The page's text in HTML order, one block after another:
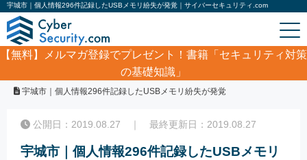
宇城市｜個人情報296件記録したUSBメモリ紛失が発覚｜サイバーセキュリティ.com
【無料】
メルマガ登録でプレゼント！書籍「セキュリティ対策
の基礎知識」
サイバーセキュリティ・情報漏洩ニュース
宇城市｜個人情報296件記録したUSBメモリ紛失が発覚
公開日：2019.08.27 ｜ 最終更新日：2019.08.27
宇城市｜個人情報296件記録したUSBメモリ